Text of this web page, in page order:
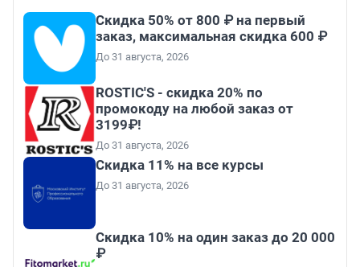
Скидка 50% от 800 ₽ на первый
заказ, максимальная скидка 600 ₽
До 31 августа, 2026
ROSTIC'S - скидка 20% по
промокоду на любой заказ от
3199₽!
До 31 августа, 2026
Скидка 11% на все курсы
До 31 августа, 2026
Скидка 10% на один заказ до 20 000
₽